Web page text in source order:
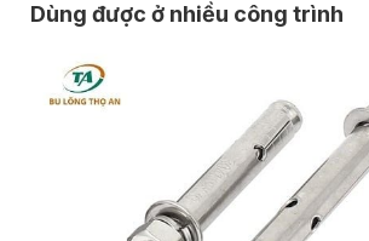
Dùng được ở nhiều công trình